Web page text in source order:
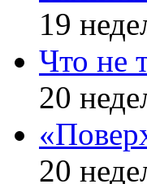
19
Что не
20
20